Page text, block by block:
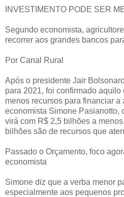
INVESTIMENTO PODE SER
Segundo economista,
recorrer aos grandes bancos
Por Canal Rural
Após o presidente Jair
para 2021, foi confirmado
menos recursos para financiar a
economista Simone Pasianotto,
virá com R$ 2,5 bilhões a
bilhões são de recursos que
Passado o Orçamento, foco
economista
Simone diz que a verba menor
especialmente aos pequenos